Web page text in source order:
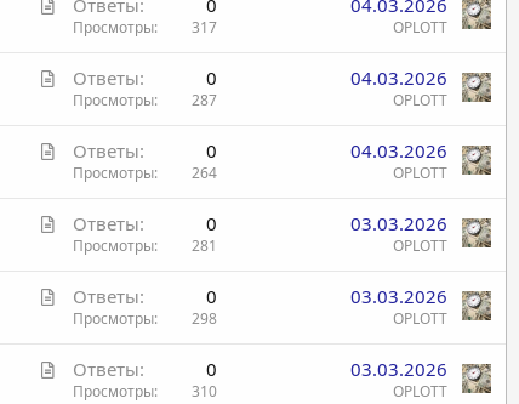
т
т
Ответы 0
Просмотры 317
04.03.2026
OPLOTT
С
т
Ответы 0
Просмотры 287
04.03.2026
OPLOTT
С
т
Ответы 0
Просмотры 264
04.03.2026
OPLOTT
С
т
Ответы 0
Просмотры 281
03.03.2026
OPLOTT
С
т
Ответы 0
Просмотры 298
03.03.2026
OPLOTT
С
Ответы 0
Просмотры 310
03.03.2026
OPLOTT